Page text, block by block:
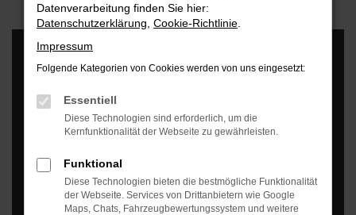
Datenverarbeitung finden Sie hier:
Datenschutzerklärung Cookie-Richtlinie
Impressum
Folgende Kategorien von Cookies werden von uns eingesetzt:
Essentiell
Diese Technologien sind erforderlich, um die
Kernfunktionalität der Webseite zu gewährleisten.
Funktional
Diese Technologien bieten die bestmögliche Funktionalität
der Webseite. Services von Drittanbietern wie Google
Maps, Chats, Fahrzeugbewertungssystem und weitere